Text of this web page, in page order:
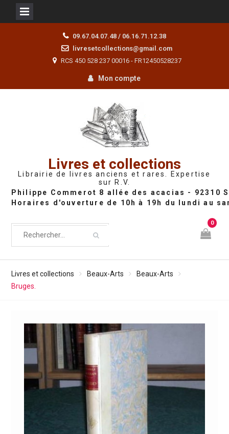
09.67.04.07.48 / 06.16.71.12.38
livresetcollections@gmail.com
RCS 450 528 237 00016 - FR12450528237
Mon compte
Livres et collections
Librairie de livres anciens et rares. Expertise
sur R.V.
0
Livres et collections Beaux-Arts
Beaux-Arts
Bruges.